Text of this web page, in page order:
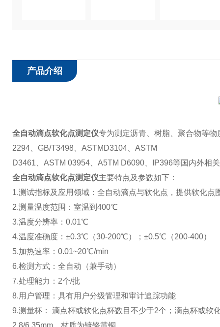
产品介绍
全自动滴点软化点测定仪专为测定沥青、树脂、聚合物等
2294、GB/T3498、ASTMD3104、ASTM
D3461、ASTM 03954、A5TM D6090、IP396等国内外相
全自动滴点软化点测定仪主要特点及参数如下：
1.测试指标及应用领域：全自动滴点与软化点，提供软化点
2.测量温度范围：室温到400℃
3.温度分辨率：0.01℃
4.温度准确度：±0.3℃（30-200℃）；±0.5℃（200-400）
5.加热速率：0.01~20℃/min
6.检测方式：全自动（兼手动）
7.处理能力：2个/批
8.用户管理：具有用户分级管理和审计追踪功能
9.测量杯： 滴点杯或软化点杯数目不少于2个；滴点杯或软
2.8/6.35mm，材质为镀铬黄铜。